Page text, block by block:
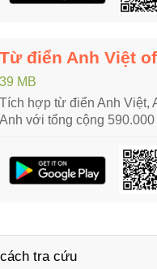
Từ điển Anh Việt
39 MB
Tích hợp từ điển Anh Việt,
Anh với tổng cộng 590.000
tra cứu